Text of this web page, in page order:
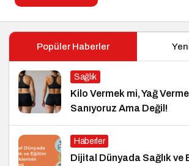
Popüler Haberler
Sağlık
Kilo Vermek mi, Yağ
Sanıyoruz Ama Değil!
Haberler
Dijital Dünyada Sağlık ve